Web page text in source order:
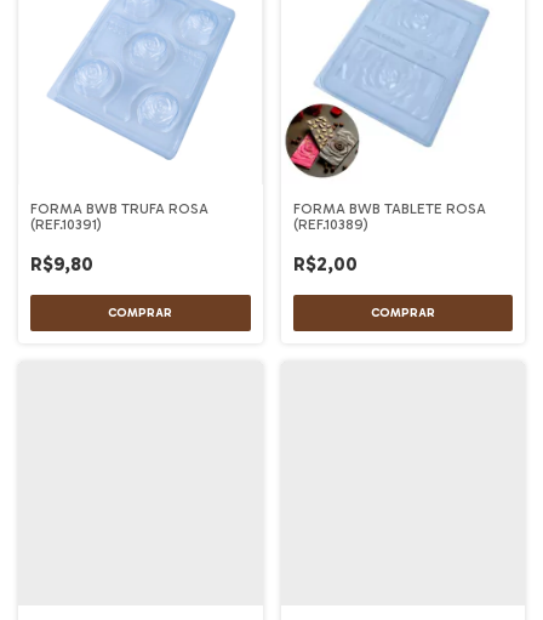
FORMA BWB TRUFA ROSA
(REF.10391)
R$9,80
FORMA BWB TABLETE ROSA
(REF.10389)
R$2,00